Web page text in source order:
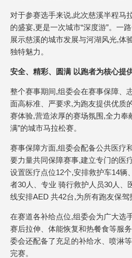
对于参赛选手来说,此次慈溪半程马
的盛宴,更是一次城市“深度游”。一
展示慈溪的城市发展与河湖风光,体
独特魅力。
安全、精彩、圆满 以跑者为核心提
整个赛事期间,组委会在赛事保障、
面高标准、严要求,为跑友提供优质
赛体验,营造浓厚的赛场氛围,全力奉
满”的城市马拉松赛。
赛事保障方面,组委会配备公共医疗
要力量共同保障赛事,建立专门的医
设置医疗点位12个,安排救护车14辆
者30人、专业 骑行救护人员30人、
线安排AED 共42台,为所有跑友保驾
在赛道各补给点位,组委会为广大选
赛后拉伸、体能恢复和热餐食等服
委会还配备了充足的补给水、喷淋
完赛。